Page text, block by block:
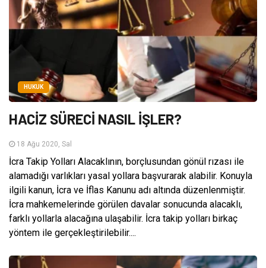
HUKUK
HACİZ SÜRECİ NASIL İŞLER?
18 Ağu 2020, Sal
İcra Takip Yolları Alacaklının, borçlusundan gönül rızası ile
alamadığı varlıkları yasal yollara başvurarak alabilir. Konuyla
ilgili kanun, İcra ve İflas Kanunu adı altında düzenlenmiştir.
İcra mahkemelerinde görülen davalar sonucunda alacaklı,
farklı yollarla alacağına ulaşabilir. İcra takip yolları birkaç
yöntem ile gerçekleştirilebilir....